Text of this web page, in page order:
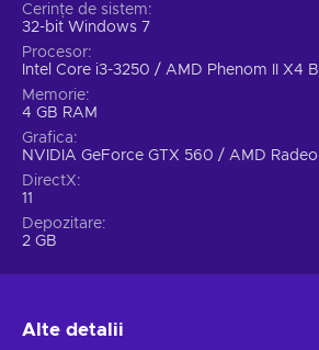
Cerințe de sistem
32-bit Windows 7
Procesor
Intel Core i3-3250 / AMD Phenom II X4
Memorie
4 GB RAM
Grafica
NVIDIA GeForce GTX 560 / AMD
DirectX
11
Depozitare
2 GB
Alte detalii